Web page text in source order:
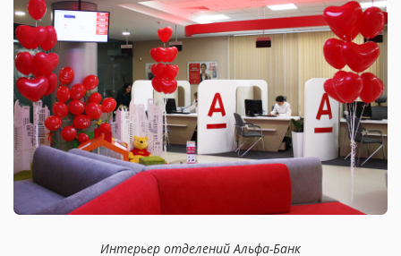
Интерьер отделений Альфа-Банк